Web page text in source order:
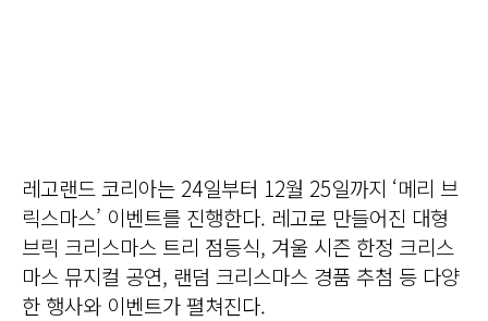
레고랜드 코리아는 24일부터 12월 25일까지 ‘메리 브
릭스마스’ 이벤트를 진행한다. 레고로 만들어진 대형
브릭 크리스마스 트리 점등식, 겨울 시즌 한정 크리스
마스 뮤지컬 공연, 랜덤 크리스마스 경품 추첨 등 다양
한 행사와 이벤트가 펼쳐진다.